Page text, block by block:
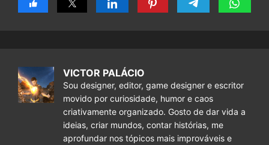
VICTOR PALÁCIO
Sou designer, editor, game designer e escritor
movido por curiosidade, humor e caos
criativamente organizado. Gosto de dar vida a
ideias, criar mundos, contar histórias, me
aprofundar nos tópicos mais improváveis e